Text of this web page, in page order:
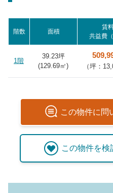
階数 面積
賃
共益費（
1階
39.23坪
(129.69㎡) （坪：
この物件に問
この物件を検